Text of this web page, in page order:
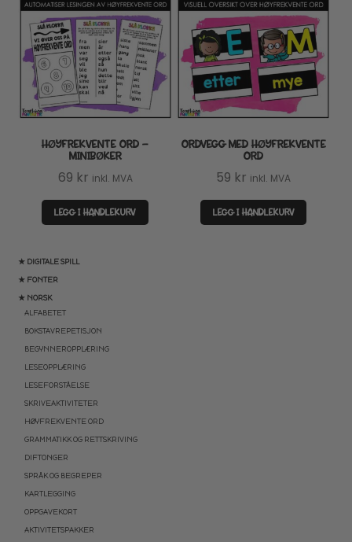
★ DIGITALE SPILL
★ FONTER
★ NORSK
ALFABETET
BOKSTAVREPETISJON
BEGYNNEROPPLÆRING
LESEOPPLÆRING
LESEFORSTÅELSE
SKRIVEAKTIVITETER
HØYFREKVENTE ORD
GRAMMATIKK OG RETTSKRIVING
DIFTONGER
SPRÅK OG BEGREPER
KARTLEGGING
OPPGAVEKORT
AKTIVITETSPAKKER
HØYFREKVENTE ORD –
MINIBØKER
69 kr inkl. MVA
LEGG I HANDLEKURV
ORDVEGG MED HØYFREKVENTE
ORD
59 kr inkl. MVA
LEGG I HANDLEKURV